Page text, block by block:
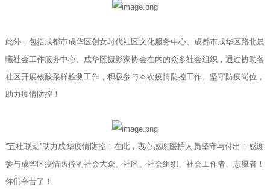
此外，包括成都市成华区创女时代社区文化服务中心、成都市成华区路北晨
曦社会工作服务中心、成华区摄影家协会在内的众多社会组织，通过协助各
社区开展核酸采样检测工作，积极参与本次疫情防控工作。坚守防疫岗位，
助力疫情防控！
“五社联动”助力成华疫情防控！在此，衷心感谢医护人员坚守与付出！感谢
参与成华区疫情防控的社会大众、社区、社会组织、社会工作者、志愿者！
你们辛苦了！